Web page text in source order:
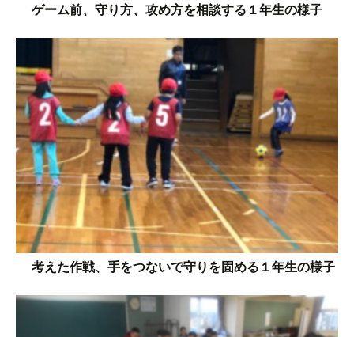
ゲーム前、守り方、攻め方を相談する１年生の様子
考えた作戦、手をつないで守りを固める１年生の様子